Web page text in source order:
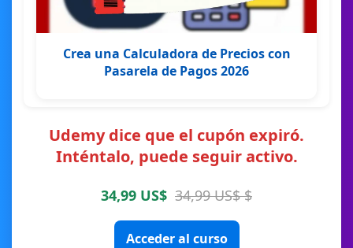
Crea una Calculadora de Precios con
Pasarela de Pagos 2026
Udemy dice que el cupón expiró.
Inténtalo, puede seguir activo.
34,99 US$ 34,99 US$ $
Acceder al curso